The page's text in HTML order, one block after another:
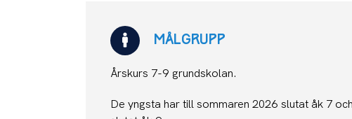
MÅLGRUPP
Årskurs 7-9 grundskolan.
De yngsta har till sommaren 2026 slutat åk 7